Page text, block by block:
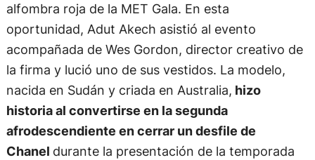
alfombra roja de la MET Gala. En esta
oportunidad, Adut Akech asistió al evento
acompañada de Wes Gordon, director creativo de
la firma y lució uno de sus vestidos. La modelo,
nacida en Sudán y criada en Australia, hizo
historia al convertirse en la segunda
afrodescendiente en cerrar un desfile de
Chanel durante la presentación de la temporada